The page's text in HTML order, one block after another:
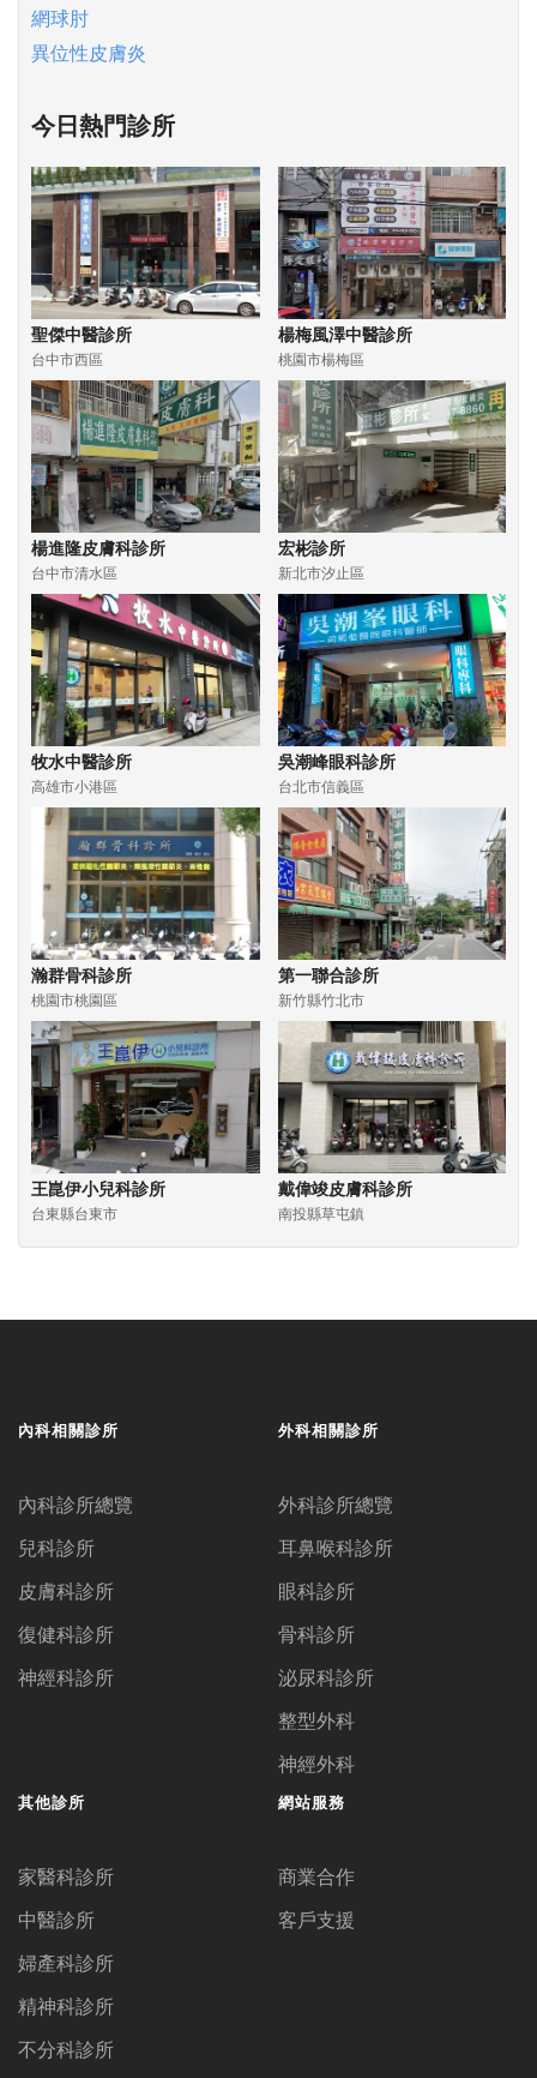
網球肘
異位性皮膚炎
今日熱門診所
聖傑中醫診所
台中市西區
楊梅風澤中醫診所
桃園市楊梅區
楊進隆皮膚科診所
台中市清水區
宏彬診所
新北市汐止區
牧水中醫診所
高雄市小港區
吳潮峰眼科診所
台北市信義區
瀚群骨科診所
桃園市桃園區
第一聯合診所
新竹縣竹北市
王崑伊小兒科診所
台東縣台東市
戴偉竣皮膚科診所
南投縣草屯鎮
內科相關診所
內科診所總覽
兒科診所
皮膚科診所
復健科診所
神經科診所
外科相關診所
外科診所總覽
耳鼻喉科診所
眼科診所
骨科診所
泌尿科診所
整型外科
神經外科
其他診所
家醫科診所
中醫診所
婦產科診所
精神科診所
不分科診所
網站服務
商業合作
客戶支援